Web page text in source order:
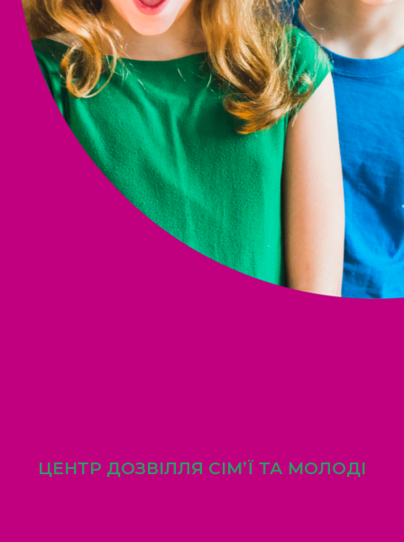
ЦЕНТР ДОЗВІЛЛЯ СІМ’Ї ТА МОЛОДІ